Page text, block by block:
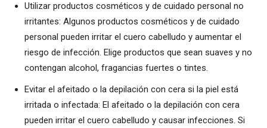
Utilizar productos cosméticos y de cuidado personal no
irritantes: Algunos productos cosméticos y de cuidado
personal pueden irritar el cuero cabelludo y aumentar el
riesgo de infección. Elige productos que sean suaves y no
contengan alcohol, fragancias fuertes o tintes.
Evitar el afeitado o la depilación con cera si la piel está
irritada o infectada: El afeitado o la depilación con cera
pueden irritar el cuero cabelludo y causar infecciones. Si